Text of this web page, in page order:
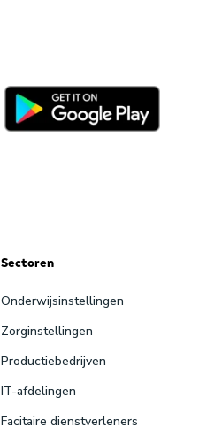
Sectoren
Onderwijsinstellingen
Zorginstellingen
Productiebedrijven
IT-afdelingen
Facitaire dienstverleners